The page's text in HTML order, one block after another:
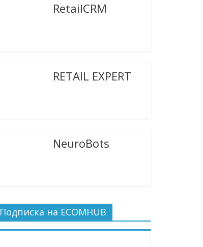
RetailCRM
RETAIL EXPERT
NeuroBots
Подписка на ECOMHUB